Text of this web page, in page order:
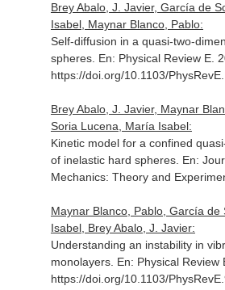
Brey Abalo, J. Javier, García de
Isabel, Maynar Blanco, Pablo:
Self-diffusion in a quasi-two-
spheres. En: Physical Review E.
https://doi.org/10.1103/
Brey Abalo, J. Javier, Maynar
Soria Lucena, María Isabel:
Kinetic model for a confined
of inelastic hard spheres. En:
Mechanics: Theory and
Maynar Blanco, Pablo, García de
Isabel, Brey Abalo, J. Javier:
Understanding an instability in
monolayers. En: Physical Review
https://doi.org/10.1103/